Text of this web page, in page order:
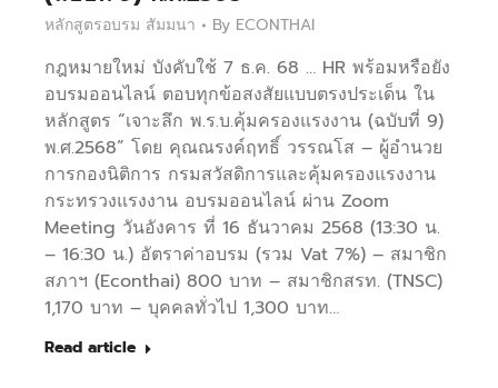
หลักสูตรอบรม สัมมนา By ECONTHAI
กฎหมายใหม่ บังคับใช้ 7 ธ.ค. 68 … HR พร้อมหรือยัง
อบรมออนไลน์ ตอบทุกข้อสงสัยแบบตรงประเด็น ใน
หลักสูตร “เจาะลึก พ.ร.บ.คุ้มครองแรงงาน (ฉบับที่ 9)
พ.ศ.2568” โดย คุณณรงค์ฤทธิ์ วรรณโส – ผู้อำนวย
การกองนิติการ กรมสวัสดิการและคุ้มครองแรงงาน
กระทรวงแรงงาน อบรมออนไลน์ ผ่าน Zoom
Meeting วันอังคาร ที่ 16 ธันวาคม 2568 (13:30 น.
– 16:30 น.) อัตราค่าอบรม (รวม Vat 7%) – สมาชิก
สภาฯ (Econthai) 800 บาท – สมาชิกสรท. (TNSC)
1,170 บาท – บุคคลทั่วไป 1,300 บาท…
Read article